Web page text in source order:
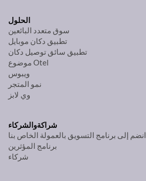
الحلول
سوق متعدد البائعين
تطبيق دكان موبايل
تطبيق سائق توصيل دكان
موضوع Otel
ويبوس
نمو المتجر
وي لابز
شراكةوالشركاء
انضم إلى برنامج التسويق بالعمولة الخاص بنا
برنامج المؤثرين
شركاء